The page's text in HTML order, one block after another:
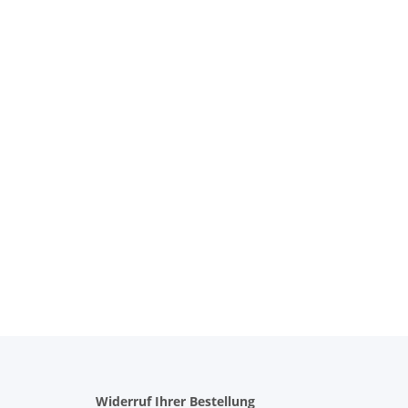
Widerruf Ihrer Bestellung